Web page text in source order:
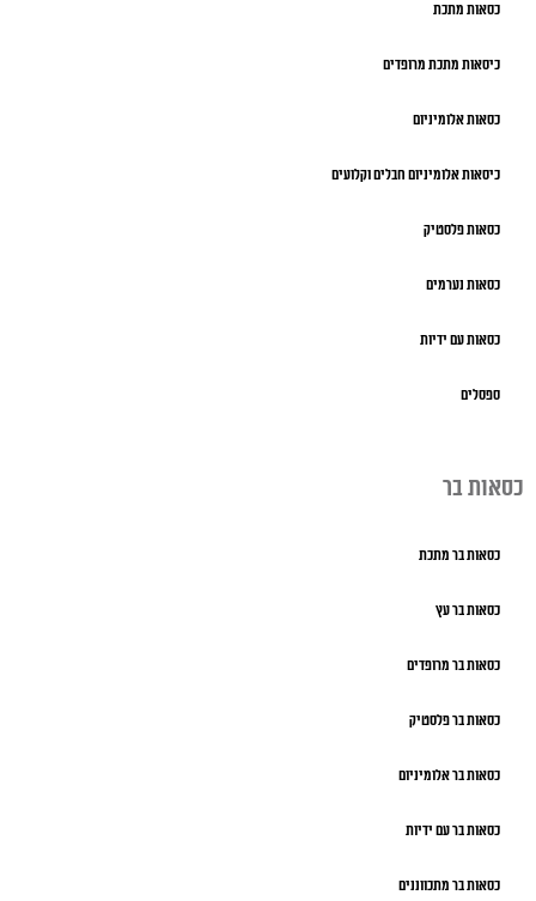
כסאות מתכת
כיסאות מתכת מרופדים
כסאות אלומיניום
כיסאות אלומיניום חבלים וקלועים
כסאות פלסטיק
כסאות נערמים
כסאות עם ידיות
ספסלים
כסאות בר
כסאות בר מתכת
כסאות בר עץ
כסאות בר מרופדים
כסאות בר פלסטיק
כסאות בר אלומיניום
כסאות בר עם ידיות
כסאות בר מתכווננים